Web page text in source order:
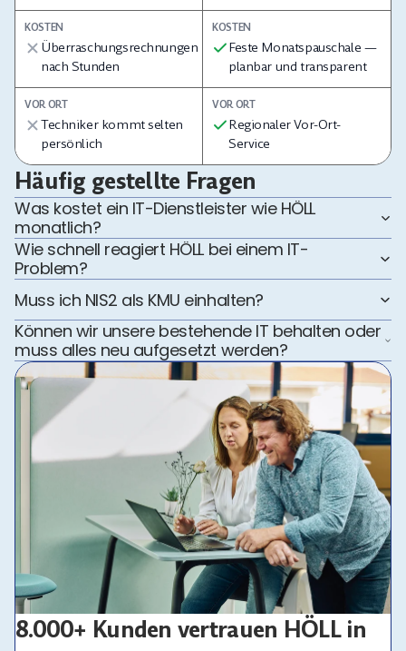
KOSTEN
Überraschungsrechnungen
nach Stunden
KOSTEN
Feste Monatspauschale —
planbar und transparent
VOR ORT
Techniker kommt selten
persönlich
VOR ORT
Regionaler Vor-Ort-
Service
Häufig gestellte Fragen
Was kostet ein IT-Dienstleister wie HÖLL
monatlich?
Wie schnell reagiert HÖLL bei einem IT-
Problem?
Muss ich NIS2 als KMU einhalten?
Können wir unsere bestehende IT behalten oder
muss alles neu aufgesetzt werden?
8.000+ Kunden vertrauen HÖLL in